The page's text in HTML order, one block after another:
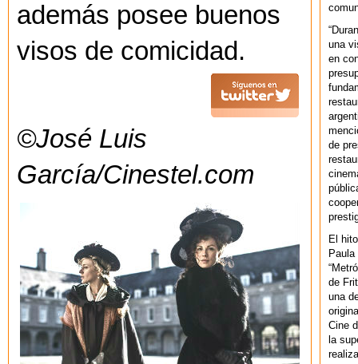
además posee buenos
visos de comicidad.
©José Luis
García/Cinestel.com
una
en
de
El
de
una
Cine
la